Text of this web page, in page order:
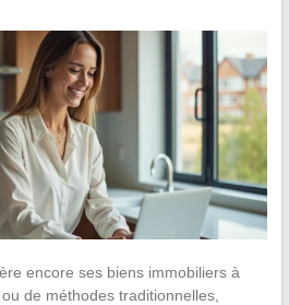
encore ses biens immobiliers à
de méthodes traditionnelles,